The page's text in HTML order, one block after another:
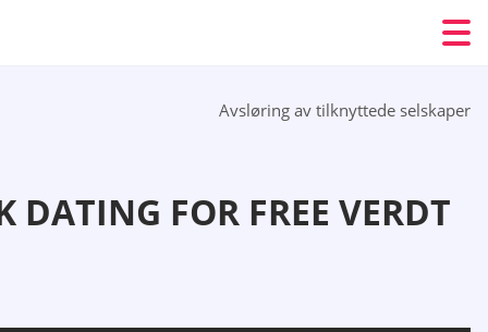
Avsløring av tilknyttede selskaper
DATING FOR FREE VERDT